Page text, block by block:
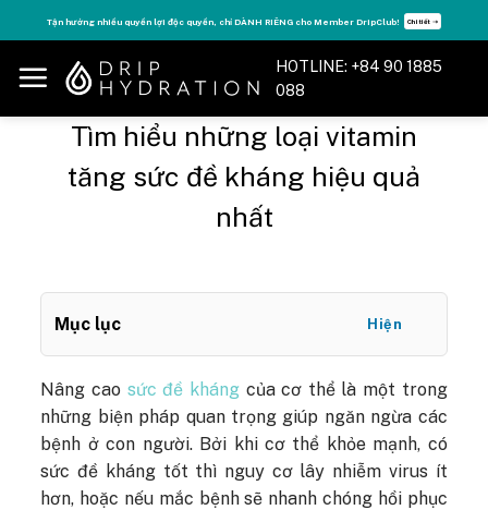
to
content
Tăng năng lượng - sống đỉnh cao với thẻ Vitamin Drip Membership. Xem ngay ➝
HOTLINE: +84 90 1885
088
Tìm hiểu những loại vitamin
tăng sức đề kháng hiệu quả
nhất
Mục lục Hiện
Nâng cao sức đề khángcủa cơ thể là một trong
những biện pháp quan trọng giúp ngăn ngừa các
bệnh ở con người. Bởi khi cơ thể khỏe mạnh, có
sức đề kháng tốt thì nguy cơ lây nhiễm virus ít
hơn, hoặc nếu mắc bệnh sẽ nhanh chóng hồi phục